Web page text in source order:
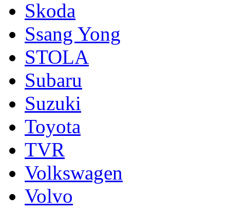
Skoda
Ssang Yong
STOLA
Subaru
Suzuki
Toyota
TVR
Volkswagen
Volvo